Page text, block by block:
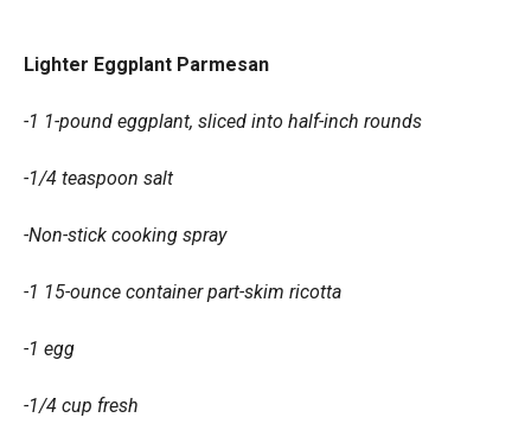
Lighter Eggplant Parmesan
-1 1-pound eggplant, sliced into half-inch rounds
-1/4 teaspoon salt
-Non-stick cooking spray
-1 15-ounce container part-skim ricotta
-1 egg
-1/4 cup fresh